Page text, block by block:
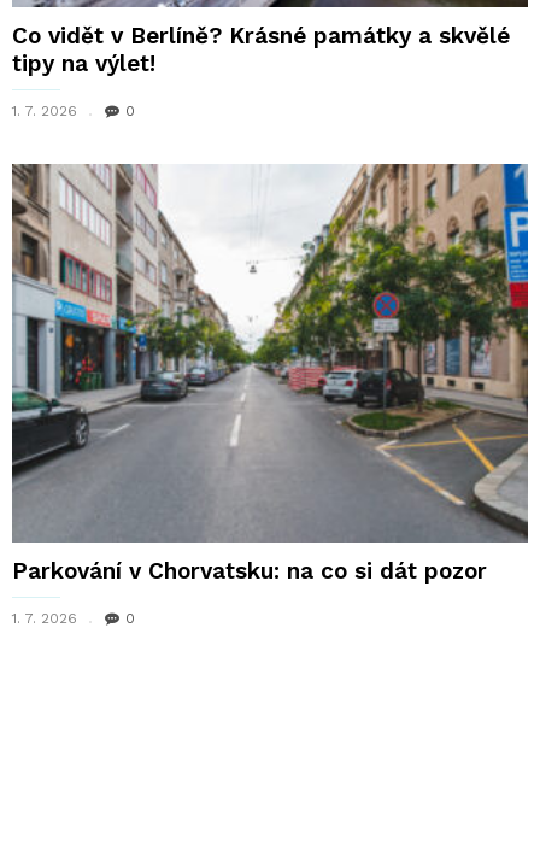
Co vidět v Berlíně? Krásné památky a skvělé
tipy na výlet!
1. 7. 2026 0
Parkování v Chorvatsku: na co si dát pozor
1. 7. 2026 0